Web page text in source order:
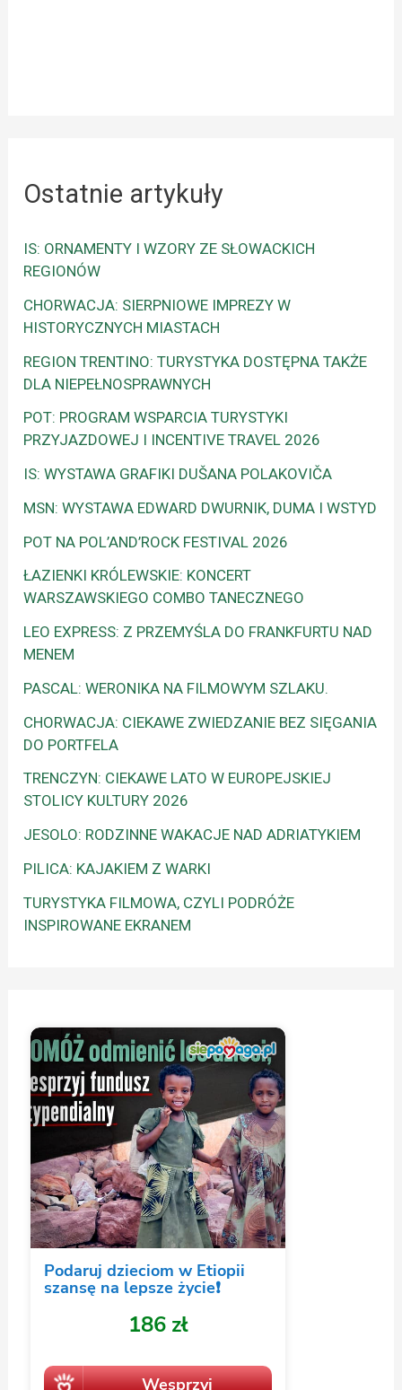
Ostatnie artykuły
IS: ORNAMENTY I WZORY ZE SŁOWACKICH
REGIONÓW
CHORWACJA: SIERPNIOWE IMPREZY W
HISTORYCZNYCH MIASTACH
REGION TRENTINO: TURYSTYKA DOSTĘPNA TAKŻE
DLA NIEPEŁNOSPRAWNYCH
POT: PROGRAM WSPARCIA TURYSTYKI
PRZYJAZDOWEJ I INCENTIVE TRAVEL 2026
IS: WYSTAWA GRAFIKI DUŠANA POLAKOVIČA
MSN: WYSTAWA EDWARD DWURNIK, DUMA I WSTYD
POT NA POL’AND’ROCK FESTIVAL 2026
ŁAZIENKI KRÓLEWSKIE: KONCERT
WARSZAWSKIEGO COMBO TANECZNEGO
LEO EXPRESS: Z PRZEMYŚLA DO FRANKFURTU NAD
MENEM
PASCAL: WERONIKA NA FILMOWYM SZLAKU.
CHORWACJA: CIEKAWE ZWIEDZANIE BEZ SIĘGANIA
DO PORTFELA
TRENCZYN: CIEKAWE LATO W EUROPEJSKIEJ
STOLICY KULTURY 2026
JESOLO: RODZINNE WAKACJE NAD ADRIATYKIEM
PILICA: KAJAKIEM Z WARKI
TURYSTYKA FILMOWA, CZYLI PODRÓŻE
INSPIROWANE EKRANEM